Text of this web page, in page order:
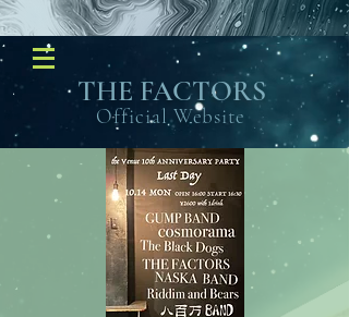
​THE FACTORS
Official Website